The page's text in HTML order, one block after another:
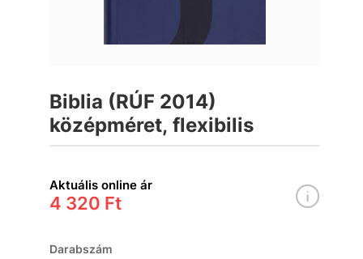
Biblia (RÚF 2014)
középméret, flexibilis
Aktuális online ár
4 320 Ft
Darabszám